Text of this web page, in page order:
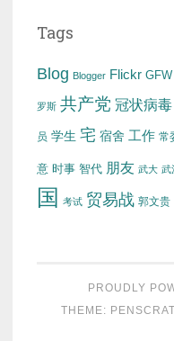
Tags
Blog Blogger Flickr GFW
罗斯 共产党 冠状病毒
员 学生 宅 宿舍 工作 常
意 时事 智代 朋友 武大 武
国
考试 贸易战 郭文贵
PROUDLY
THEME: